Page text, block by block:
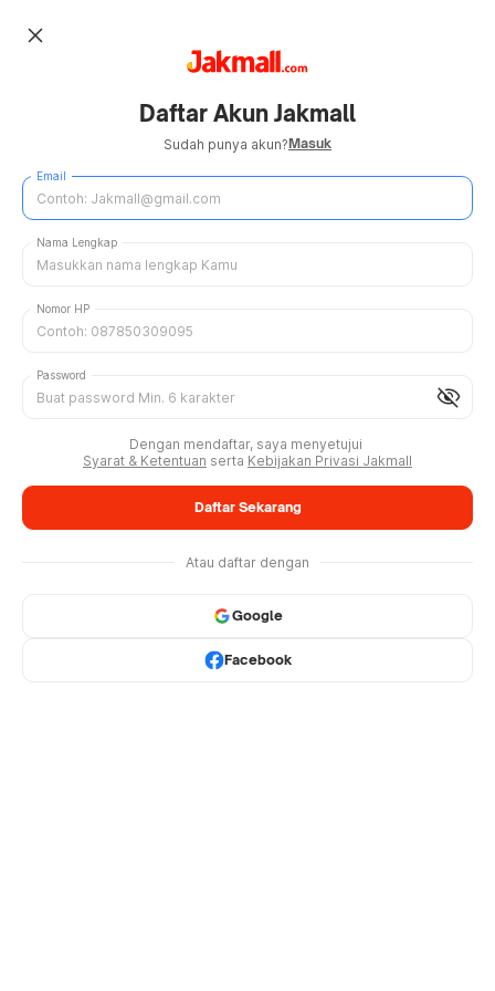
close
Daftar Akun Jakmall
Sudah punya akun?Masuk
Email
Nama Lengkap
Nomor HP
visibility_off
Password
Dengan mendaftar, saya menyetujui
Syarat & Ketentuan serta Kebijakan Privasi Jakmall
Daftar Sekarang
Atau daftar dengan
Google
Facebook